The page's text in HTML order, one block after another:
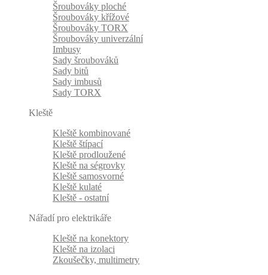
Šroubováky ploché
Šroubováky křížové
Šroubováky TORX
Šroubováky univerzální
Imbusy
Sady šroubováků
Sady bitů
Sady imbusů
Sady TORX
Kleště
Kleště kombinované
Kleště štípací
Kleště prodloužené
Kleště na ségrovky
Kleště samosvorné
Kleště kulaté
Kleště - ostatní
Nářadí pro elektrikáře
Kleště na konektory
Kleště na izolaci
Zkoušečky, multimetry